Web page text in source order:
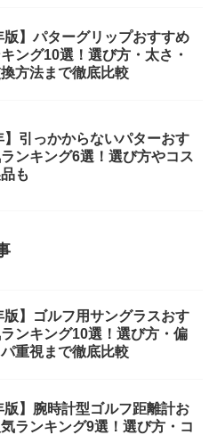
版】パターグリップおすすめ
ング10選！選び方・太さ・
方法まで徹底比較
】引っかからないパターおす
ンキング6選！選び方やコス
も
版】ゴルフ用サングラスおす
ンキング10選！選び方・偏
重視まで徹底比較
版】腕時計型ゴルフ距離計お
ランキング9選！選び方・コ